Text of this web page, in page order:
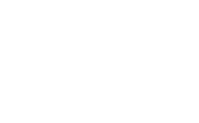
党组书记李大